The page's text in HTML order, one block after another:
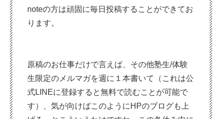
noteの方は頑固に毎日投稿することができてお
ります。
原稿のお仕事だけで言えば、その他塾生/体験
生限定のメルマガを週に１本書いて（これは公
式LINEに登録すると無料で読むことが可能で
す）、気が向けばこのようにHPのブログも上